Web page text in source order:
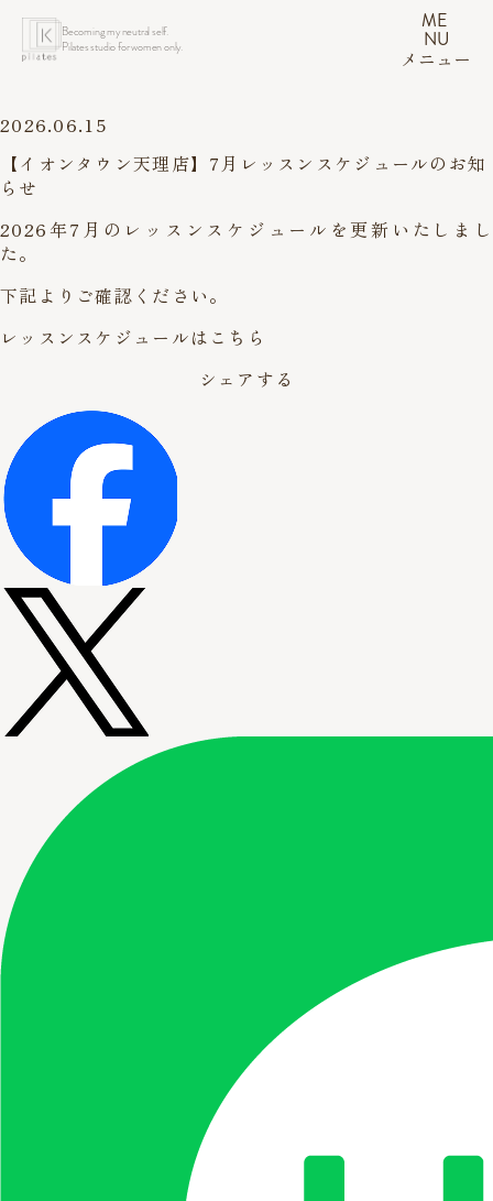
Becoming my neutral self.
Pilates studio for women only.
ME
NU
メニュー
2026.06.15
【イオンタウン天理店】7月レッスンスケジュールのお知
らせ
2026年7月のレッスンスケジュールを更新いたしまし
た。
下記よりご確認ください。
レッスンスケジュールはこちら
シェアする